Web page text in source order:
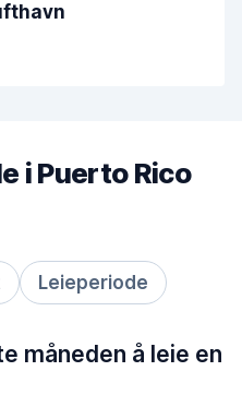
i Puerto Rico
Leieperiode
måneden å leie en